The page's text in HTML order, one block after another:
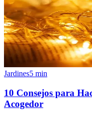
Jardines5 min
10 Consejos para
Acogedor